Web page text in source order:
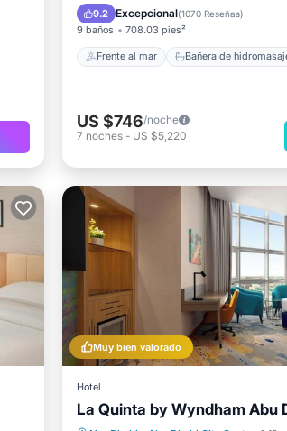
9.2 Excepcional(1070 Reseñas)
9 baños 708.03 pies²
Frente al mar Bañera de
Estación de carga para
US $746/noche
7 noches - US $5,220
Muy bien valorado
Hotel
La Quinta by Wyndham Abu